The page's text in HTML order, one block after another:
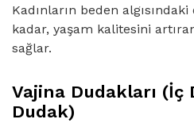
Kadınların beden
kadar, yaşam kalitesini
sağlar.
Vajina Dudakları (İç
Dudak)